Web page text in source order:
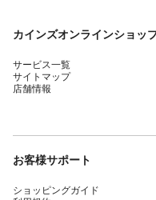
カインズオンラインショッ
サービス一覧
サイトマップ
店舗情報
お客様サポート
ショッピングガイド